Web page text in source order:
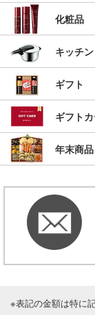
化粧品
キッチ
ギフト
ギフト
年末商品
※表記の金額は特に